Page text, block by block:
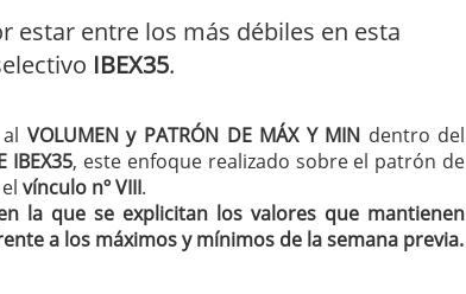
estar entre los más débiles en esta
IBEX35.
VOLUMEN y PATRÓN DE MÁX Y MIN dentro del
IBEX35, este enfoque realizado sobre el patrón de
vínculo nº VIII.
la que se explicitan los valores que mantienen
a los máximos y mínimos de la semana previa.